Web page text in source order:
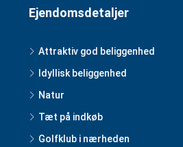
Ejendomsdetaljer
Attraktiv god beliggenhed
Idyllisk beliggenhed
Natur
Tæt på indkøb
Golfklub i nærheden